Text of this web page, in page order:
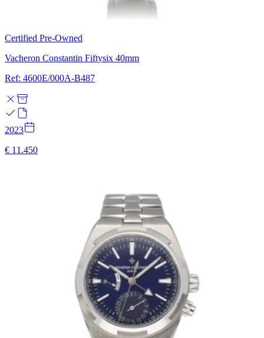
Certified Pre-Owned
Vacheron Constantin Fiftysix 40mm
Ref: 4600E/000A-B487
2023
€ 11.450